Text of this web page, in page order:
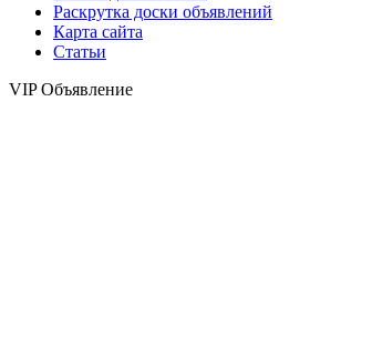
Раскрутка доски объявлений
Карта сайта
Статьи
VIP Объявление